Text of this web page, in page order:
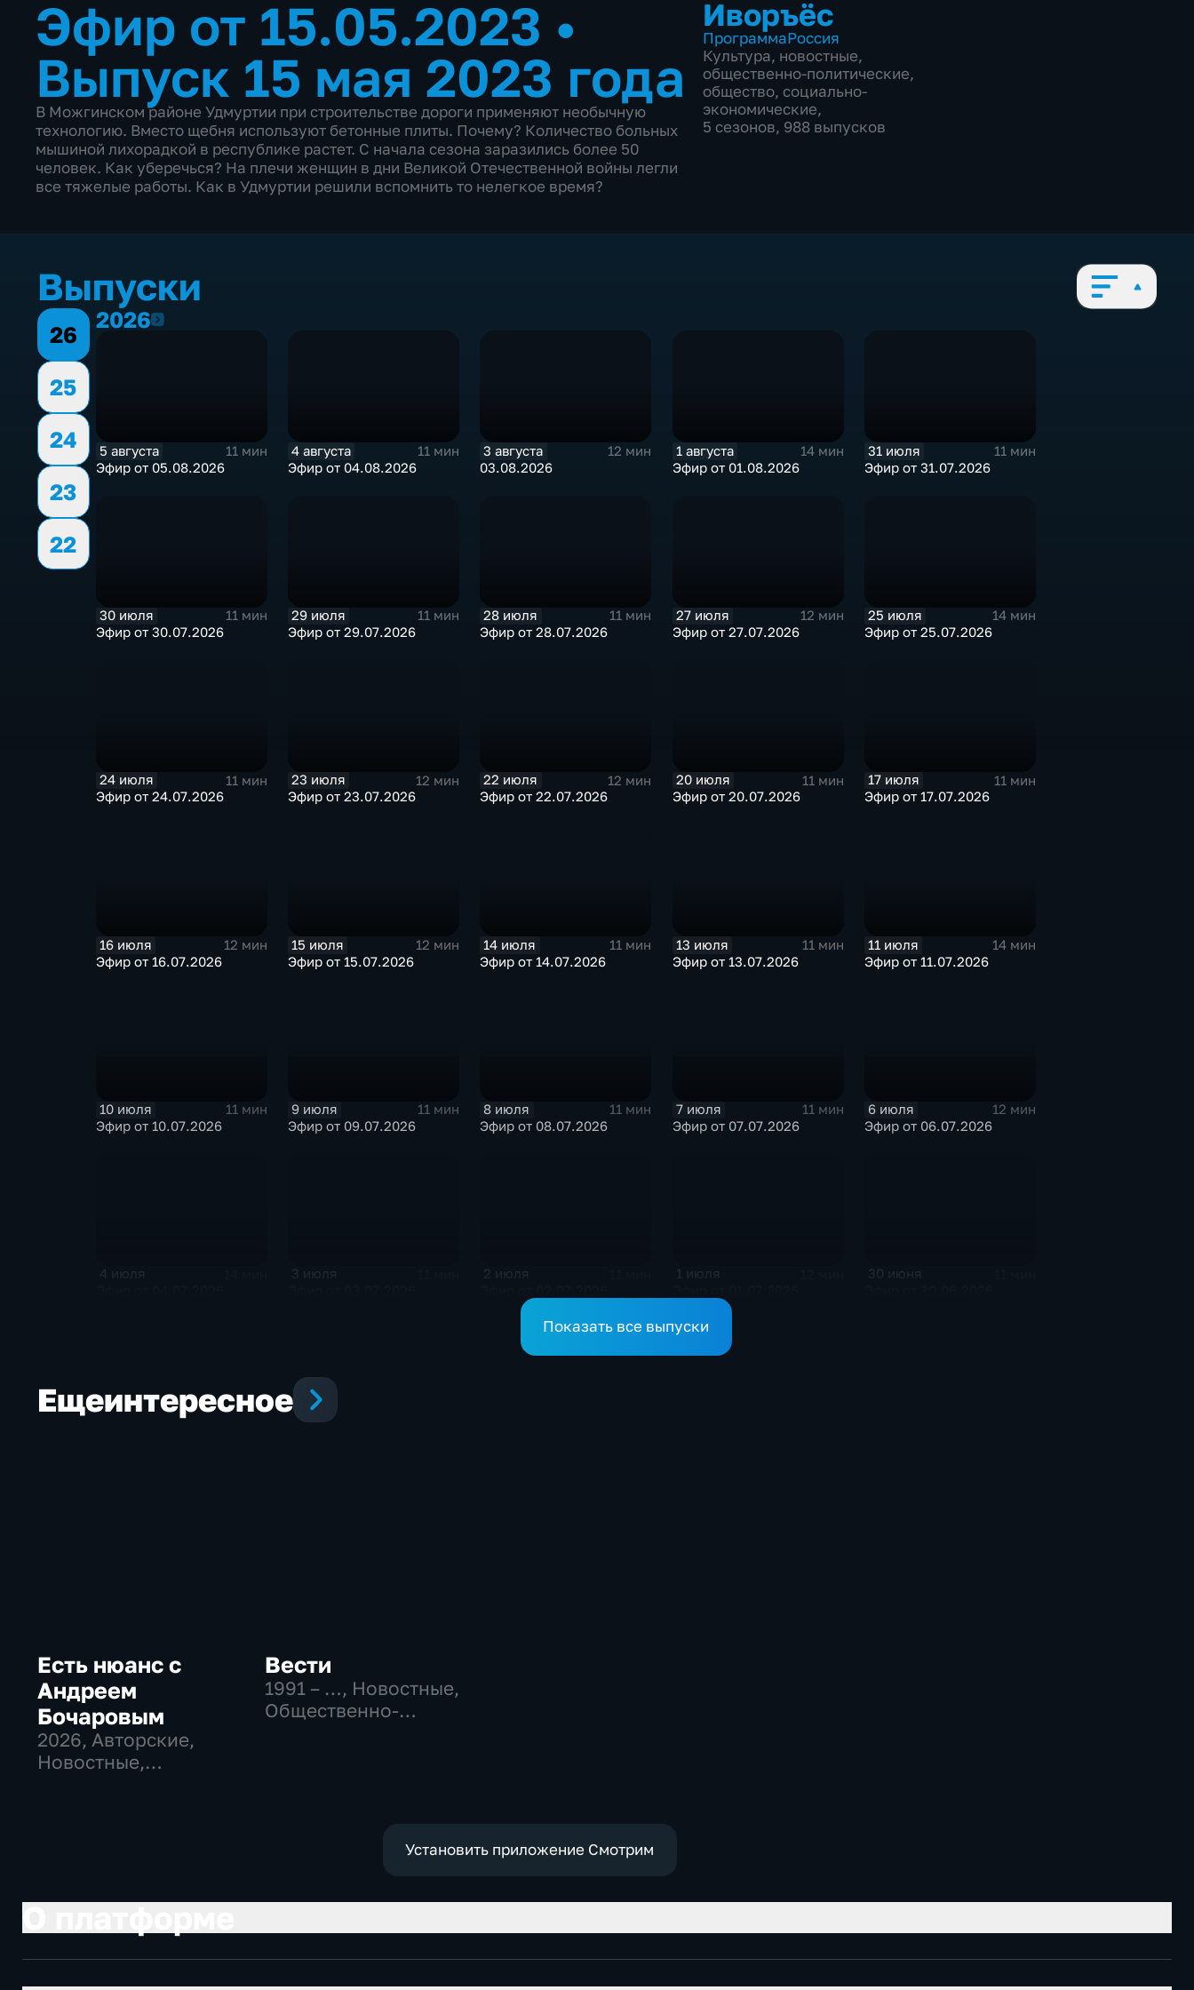
Эфир от 15.05.2023 •
Выпуск 15 мая 2023 года
В Можгинском районе Удмуртии при строительстве дороги применяют необычную
технологию. Вместо щебня используют бетонные плиты. Почему? Количество больных
мышиной лихорадкой в республике растет. С начала сезона заразились более 50
человек. Как уберечься? На плечи женщин в дни Великой Отечественной войны легли
все тяжелые работы. Как в Удмуртии решили вспомнить то нелегкое время?
Иворъёс
ПрограммаРоссия
Культура, новостные,
общественно-политические,
общество, социально-
экономические,
5 сезонов, 988 выпусков
Выпуски
26
25
24
23
22
20262026
5 августа
11 мин
Эфир от 05.08.2026
4 августа
11 мин
Эфир от 04.08.2026
3 августа
12 мин
03.08.2026
1 августа
14 мин
Эфир от 01.08.2026
31 июля
11 мин
Эфир от 31.07.2026
30 июля
11 мин
Эфир от 30.07.2026
29 июля
11 мин
Эфир от 29.07.2026
28 июля
11 мин
Эфир от 28.07.2026
27 июля
12 мин
Эфир от 27.07.2026
25 июля
14 мин
Эфир от 25.07.2026
24 июля
11 мин
Эфир от 24.07.2026
23 июля
12 мин
Эфир от 23.07.2026
22 июля
12 мин
Эфир от 22.07.2026
20 июля
11 мин
Эфир от 20.07.2026
17 июля
11 мин
Эфир от 17.07.2026
16 июля
12 мин
Эфир от 16.07.2026
15 июля
12 мин
Эфир от 15.07.2026
14 июля
11 мин
Эфир от 14.07.2026
13 июля
11 мин
Эфир от 13.07.2026
11 июля
14 мин
Эфир от 11.07.2026
10 июля
11 мин
Эфир от 10.07.2026
9 июля
11 мин
Эфир от 09.07.2026
8 июля
11 мин
Эфир от 08.07.2026
7 июля
11 мин
Эфир от 07.07.2026
6 июля
12 мин
Эфир от 06.07.2026
4 июля 3 июля 2 июля 1 июля 30 июня
Показать все выпуски
Ещеинтересное
Есть нюанс с
Андреем
Бочаровым
2026, Авторские,
Новостные,
Вести
1991 – …, Новостные,
Общественно-
Установить приложение Смотрим